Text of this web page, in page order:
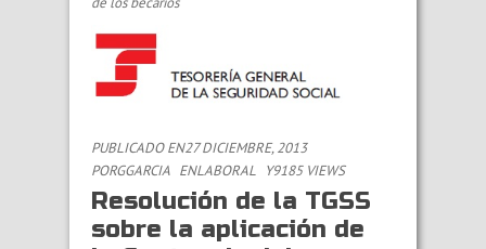
PUBLICADO EN27 DICIEMBRE, 2013
PORGGARCIA ENLABORAL Y9185 VIEWS
Resolución de la TGSS
sobre la aplicación de